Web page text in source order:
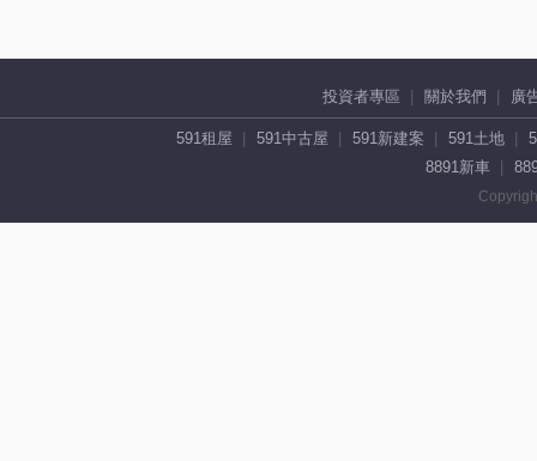
投資者專區 關於我們 廣
591租屋 591中古屋 591新建案 591土地
8891新車